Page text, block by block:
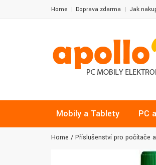
Home Doprava zdarma Jak
Mobily a Tablety PC
Home Příslušenství pro počítače